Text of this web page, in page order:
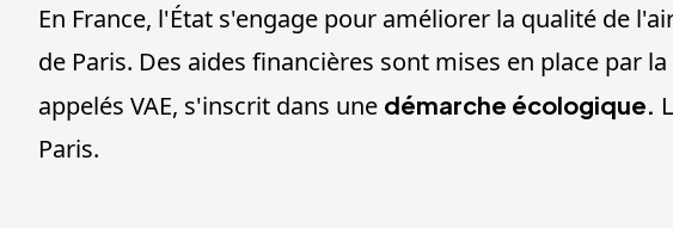
En France, l'État s'engage pour améliorer la qualité de
de Paris. Des aides financières sont mises en place par
appelés VAE, s'inscrit dans une démarche écologique.
Paris.